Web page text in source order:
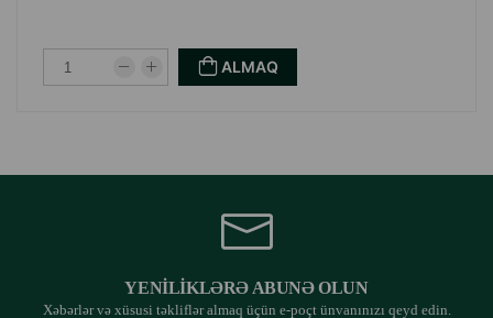
ALMAQ
YENILIKLƏRƏ ABUNƏ OLUN
Xəbərlər və xüsusi təkliflər almaq üçün e-poçt ünvanınızı qeyd edin.